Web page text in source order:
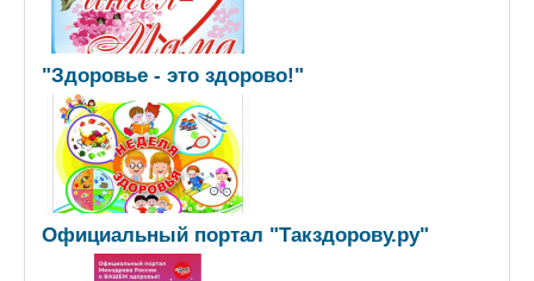
"Здоровье - это здорово!"
Официальный портал "Такздорову.ру"